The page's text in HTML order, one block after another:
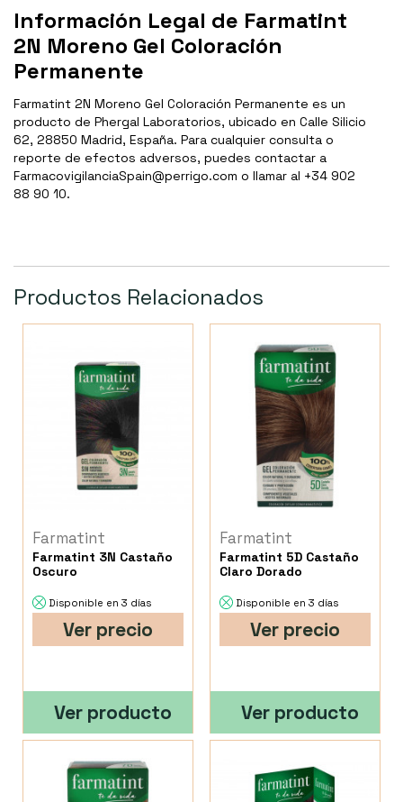
Información Legal de Farmatint
2N Moreno Gel Coloración
Permanente
Farmatint 2N Moreno Gel Coloración Permanente es un
producto de Phergal Laboratorios, ubicado en Calle Silicio
62, 28850 Madrid, España. Para cualquier consulta o
reporte de efectos adversos, puedes contactar a
FarmacovigilanciaSpain@perrigo.com o llamar al +34 902
88 90 10.
Productos Relacionados
Farmatint
Farmatint 3N Castaño
Oscuro
Disponible en 3 días
Ver precio
Ver producto
Farmatint
Farmatint 5D Castaño
Claro Dorado
Disponible en 3 días
Ver precio
Ver producto